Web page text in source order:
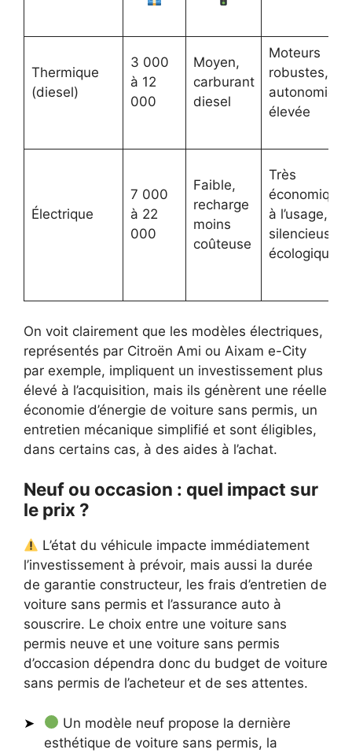
Thermique
(diesel)
3 000
à 12
000
Moyen,
carburant
diesel
Moteurs
robustes,
autonomie
élevée
Électrique
7 000
à 22
000
Faible,
recharge
moins
coûteuse
Très
économique
à l’usage,
silencieuse,
écologique
On voit clairement que les modèles électriques,
représentés par Citroën Ami ou Aixam e-City
par exemple, impliquent un investissement plus
élevé à l’acquisition, mais ils génèrent une réelle
économie d’énergie de voiture sans permis, un
entretien mécanique simplifié et sont éligibles,
dans certains cas, à des aides à l’achat.
Neuf ou occasion : quel impact sur
le prix ?
L’état du véhicule impacte immédiatement
l’investissement à prévoir, mais aussi la durée
de garantie constructeur, les frais d’entretien de
voiture sans permis et l’assurance auto à
souscrire. Le choix entre une voiture sans
permis neuve et une voiture sans permis
d’occasion dépendra donc du budget de voiture
sans permis de l’acheteur et de ses attentes.
Un modèle neuf propose la dernière
esthétique de voiture sans permis, la